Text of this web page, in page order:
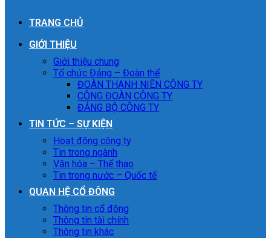
TRANG CHỦ
GIỚI THIỆU
Giới thiệu chung
Tổ chức Đảng – Đoàn thể
ĐOÀN THANH NIÊN CÔNG TY
CÔNG ĐOÀN CÔNG TY
ĐẢNG BỘ CÔNG TY
TIN TỨC – SỰ KIỆN
Hoạt động công ty
Tin trong ngành
Văn hóa – Thể thao
Tin trong nước – Quốc tế
QUAN HỆ CỔ ĐÔNG
Thông tin cổ đông
Thông tin tài chính
Thông tin khác